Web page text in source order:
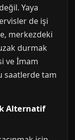
Yaya
de işi
merkezdeki
durmak
ve İmam
saatlerde tam
Alternatif